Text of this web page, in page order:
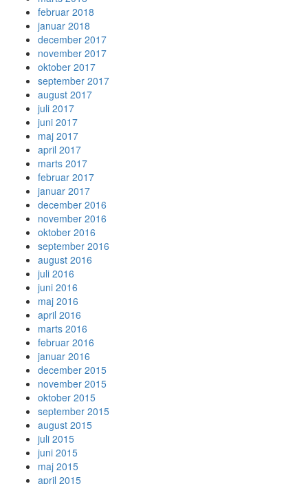
februar 2018
januar 2018
december 2017
november 2017
oktober 2017
september 2017
august 2017
juli 2017
juni 2017
maj 2017
april 2017
marts 2017
februar 2017
januar 2017
december 2016
november 2016
oktober 2016
september 2016
august 2016
juli 2016
juni 2016
maj 2016
april 2016
marts 2016
februar 2016
januar 2016
december 2015
november 2015
oktober 2015
september 2015
august 2015
juli 2015
juni 2015
maj 2015
april 2015